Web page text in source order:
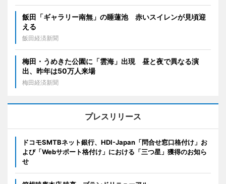
飯田「ギャラリー南無」の睡蓮池 赤いスイレンが見頃迎
える
飯田経済新聞
梅田・うめきた公園に「雲海」出現 昼と夜で異なる演
出、昨年は50万人来場
梅田経済新聞
プレスリリース
ドコモSMTBネット銀行、HDI-Japan「問合せ窓口格付け」お
よび「Webサポート格付け」における「三つ星」獲得のお知ら
せ